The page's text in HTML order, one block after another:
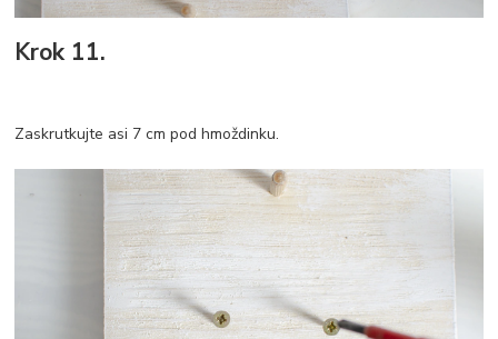
Krok 11.
Zaskrutkujte asi 7 cm pod hmoždinku.